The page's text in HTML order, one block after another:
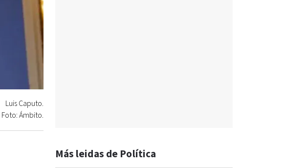
Luis Caputo.
Foto: Ámbito.
Más leidas de Política